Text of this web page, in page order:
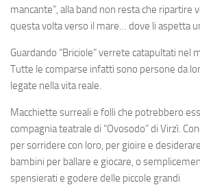
mancante”, alla band non resta che ripartire
questa volta verso il mare… dove li aspetta
Guardando “Briciole” verrete catapultati nel
Tutte le comparse infatti sono persone da
legate nella vita reale.
Macchiette surreali e folli che potrebbero
compagnia teatrale di “Ovosodo” di Virzì.
per sorridere con loro, per gioire e
bambini per ballare e giocare, o
spensierati e godere delle piccole grandi